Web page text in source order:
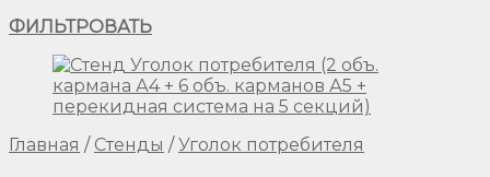
ФИЛЬТРОВАТЬ
Главная / Стенды / Уголок потребителя